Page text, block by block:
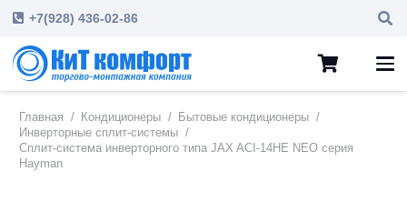
+7(928) 436-02-86
Главная / Кондиционеры / Бытовые кондиционеры /
Инверторные сплит-системы /
Сплит-система инверторного типа JAX ACI-14HE NEO серия
Hayman